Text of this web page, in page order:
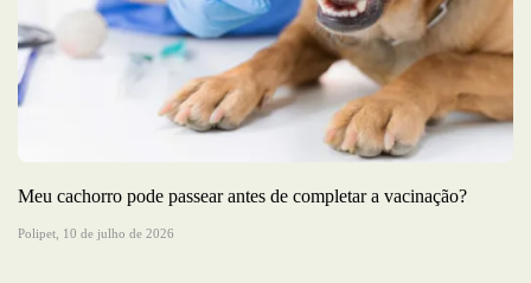
Meu cachorro pode passear antes de completar a vacinação?
Polipet, 10 de julho de 2026